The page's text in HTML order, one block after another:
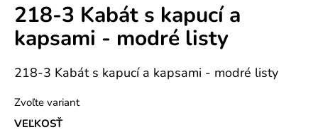
218-3 Kabát s kapucí a
kapsami - modré listy
218-3 Kabát s kapucí a kapsami - modré listy
VEĽKOSŤ
Zvoľte variant
HĽADAŤ
O
d